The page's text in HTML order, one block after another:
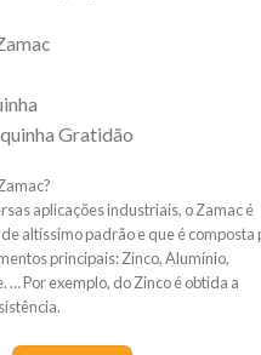
Gratidão
aplicações industriais, o Zamac é
altíssimo padrão e que é composta
principais: Zinco, Alumínio,
… Por exemplo, do Zinco é obtida a